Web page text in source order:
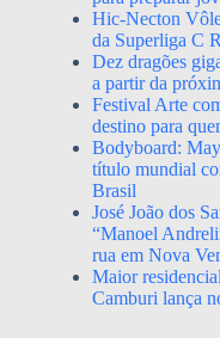
Hic-Necton
da Superliga C
Dez dragões
a partir da
Festival Arte
destino para
Bodyboard:
título mundial
Brasil
José João dos
“Manoel
rua em Nova
Maior
Camburi lança